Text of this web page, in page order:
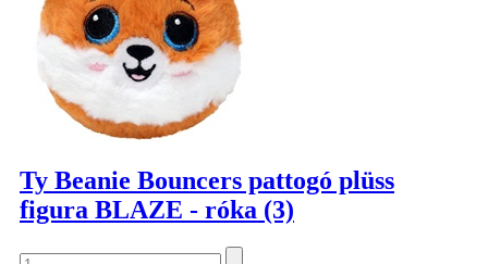
Ty Beanie Bouncers pattogó plüss
figura BLAZE - róka (3)